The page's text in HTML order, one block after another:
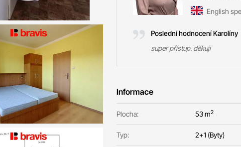
English
Poslední hodnocení Karolíny
super přístup. děkuji
Informace
Plocha: 53 m2
Typ: 2+1 (Byty)